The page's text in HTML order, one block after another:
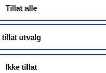
Tillat alle
tillat utvalg
Ikke tillat